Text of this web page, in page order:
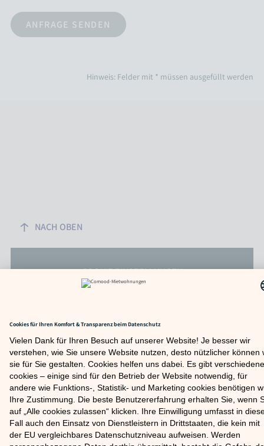
Hinweis: Felder mit * müssen ausgefüllt werden
NACH OBEN
Partner
COOKIE EINSTELLUNGEN
FAQ
© 2026 COMOOD GMBH